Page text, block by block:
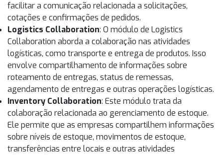
facilitar a comunicação relacionada a solicitações,
cotações e confirmações de pedidos.
Logistics Collaboration: O módulo de Logistics
Collaboration aborda a colaboração nas atividades
logísticas, como transporte e entrega de produtos. Isso
envolve compartilhamento de informações sobre
roteamento de entregas, status de remessas,
agendamento de entregas e outras operações logísticas.
Inventory Collaboration: Este módulo trata da
colaboração relacionada ao gerenciamento de estoque.
Ele permite que as empresas compartilhem informações
sobre níveis de estoque, movimentos de estoque,
transferências entre locais e outras atividades